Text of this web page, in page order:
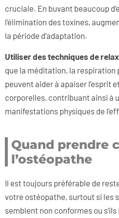
cruciale. En buvant beaucoup
l’élimination des toxines,
la période d’adaptation.
Utiliser des techniques de
que la méditation, la respiration
peuvent aider à apaiser l’esprit
corporelles, contribuant ainsi à
manifestations physiques de
Quand prendre
l’ostéopathe
Il est toujours préférable de
votre ostéopathe, surtout si les
semblent non conformes ou